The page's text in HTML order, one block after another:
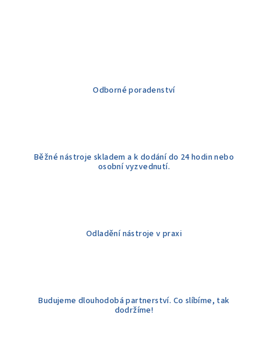
Odborné poradenství
Běžné nástroje skladem a k dodání do 24 hodin nebo
osobní vyzvednutí.
Odladění nástroje v praxi
Budujeme dlouhodobá partnerství. Co slíbíme, tak
dodržíme!